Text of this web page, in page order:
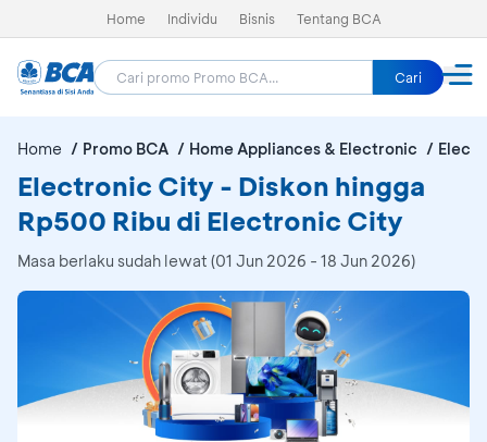
Home Individu Bisnis Tentang BCA
Cari
Home Promo BCA Home Appliances & Electronic
Electronic City - Diskon hingga
Rp500 Ribu di Electronic City
Masa berlaku sudah lewat (01 Jun 2026 - 18 Jun 2026)